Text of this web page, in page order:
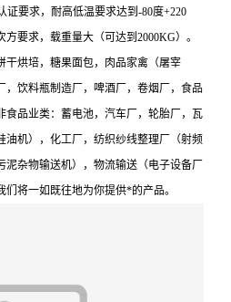
证要求，耐高低温要求达到-80度+220
要求，载重量大（可达到2000KG）。
干烘培，糖果面包，肉品家禽（屠宰
，饮料瓶制造厂，啤酒厂，卷烟厂，食品
食品业类：蓄电池，汽车厂，轮胎厂，瓦
油机），化工厂，纺织纱线整理厂（射频
杂物输送机），物流输送（电子设备厂
将一如既往地为你提供*的产品。